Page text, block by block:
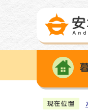
現在位置